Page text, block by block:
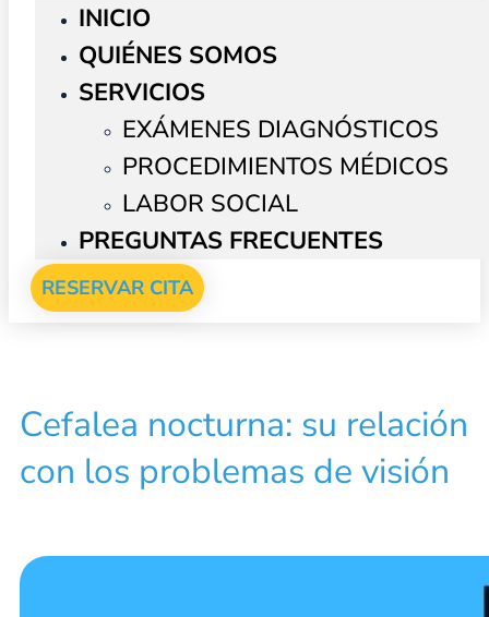
INICIO
QUIÉNES SOMOS
SERVICIOS
EXÁMENES DIAGNÓSTICOS
PROCEDIMIENTOS MÉDICOS
LABOR SOCIAL
PREGUNTAS FRECUENTES
RESERVAR CITA
Cefalea nocturna: su relación
con los problemas de visión